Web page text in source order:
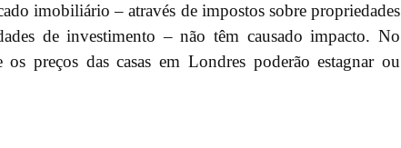
imobiliário – através de impostos sobre propriedades
de investimento – não têm causado impacto. No
preços das casas em Londres poderão estagnar ou